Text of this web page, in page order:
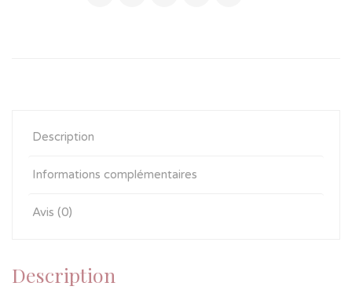
Description
Informations complémentaires
Avis (0)
Description